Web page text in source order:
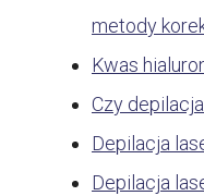
metody
Kwas
Czy
Depilacja
Depilacja